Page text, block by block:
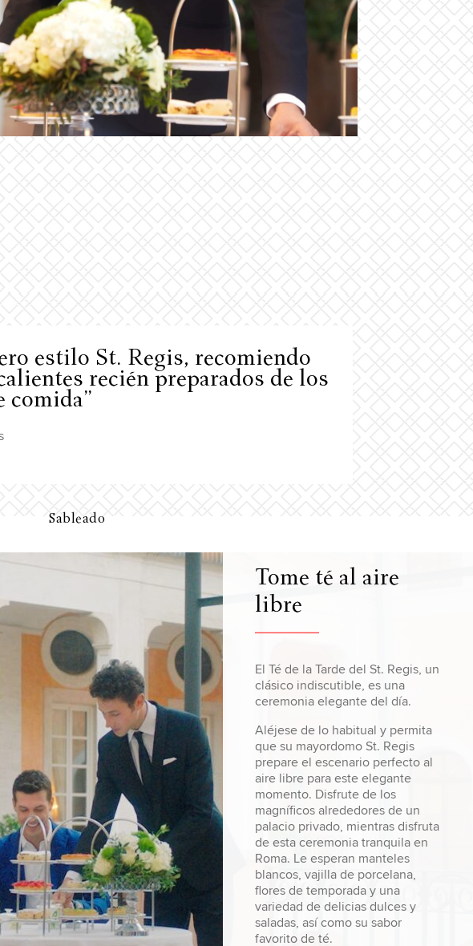
estilo St. Regis, recomiendo
recién preparados de los
comida”
Sableado
Tome té al aire
libre
El Té de la Tarde del St. Regis, un
clásico indiscutible, es una
ceremonia elegante del día.
Aléjese de lo habitual y permita
que su mayordomo St. Regis
prepare el escenario perfecto al
aire libre para este elegante
momento. Disfrute de los
magníficos alrededores de un
palacio privado, mientras disfruta
de esta ceremonia tranquila en
Roma. Le esperan manteles
blancos, vajilla de porcelana,
flores de temporada y una
variedad de delicias dulces y
saladas, así como su sabor
favorito de té.
Deguste el
espíritu de Italia
Las preparaciones florentinas del
emblemático St. Regis Bloody
Mary contienen grappa derivada
de las uvas utilizadas en el vino
más famoso de la Toscana, el
Brunello di Montalcino. Este
ingrediente regional le da al
aperitivo un sabor ligero a tierra
único con un toque de dulce.
Pruebe elBrunello Bloody Mary,
preparado a la perfección por su
mayordomo St. Regis, frente a un
paisaje toscano incomparable en
una visita de un día al apartado
monasterio de Badia di
Passignano.
Sea protagonista
de la tradición
Suba a un bote privado para una
visita exclusiva del estudio de
arte en vidrio Berengo, atendida
Disfrute de la vista
impresionante de Venecia y
piérdase en los canales
contemplando los lugares
históricos desde una posición
privilegiada.
Termine con un ritual de
sableado de champán
personalizado, organizado
meticulosamente por su
mayordomo St. Regis, y goce
viendo el día convertirse en una
luminosa noche veneciana.